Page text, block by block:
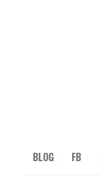
BLOG FB